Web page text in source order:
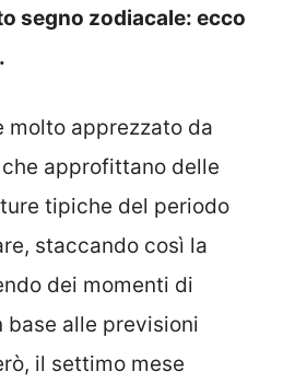
segno zodiacale: ecco
molto apprezzato da
approfittano delle
tipiche del periodo
staccando così la
dei momenti di
base alle previsioni
il settimo mese